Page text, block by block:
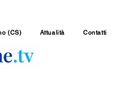
(CS) Attualità Contatti